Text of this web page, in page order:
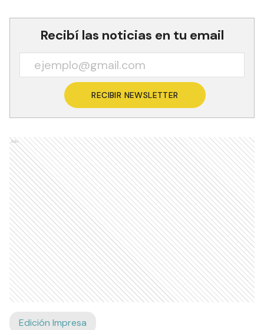
Recibí las noticias en tu email
RECIBIR NEWSLETTER
Ads
Edición Impresa